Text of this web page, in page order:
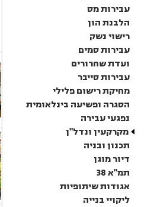
עבירות מס
הלבנת הון
רישוי נשק
עבירות סמים
ועדת שחרורים
עבירות סייבר
מחיקת רישום פלילי
הסגרה ופשיעה בינלאומית
נפגעי עבירה
מקרקעין ונדל"ן
תכנון ובניה
דיור מוגן
תמ"א 38
אגודות שיתופיות
ליקויי בנייה